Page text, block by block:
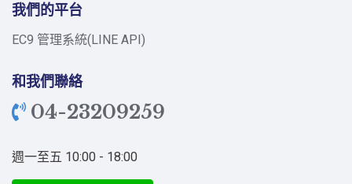
我們的平台
EC9 管理系統(LINE API)
和我們聯絡
04-23209259
週一至五 10:00 - 18:00